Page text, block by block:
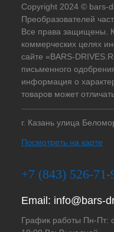
Copyright 2024 © bars-
Преобразователей
Все права защищены.
коммерческих целях
сайте «BARS-
письменного
информация о
товаров может
г. Казань улица
Посмотреть на карте
+7 (843) 526-71-
Email: info@bars-
График работы Пн-Пт: